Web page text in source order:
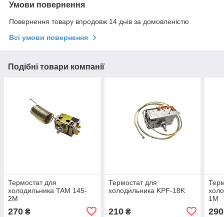
Умови повернення
Повернення товару впродовж 14 днів за домовленістю
Всі умови повернення
Подібні товари компанії
Термостат для
холодильника TAM 145-
2M
270 ₴
Термостат для
холодильника KPF-18K
210₴
1M
290